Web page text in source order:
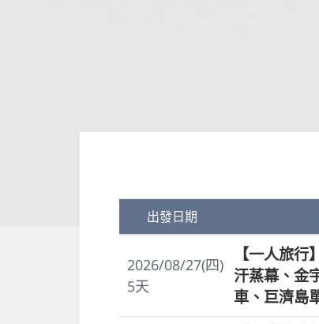
出發日期
2026/08/27(四)
5天
【一人旅
汗蒸幕、金
車、巨濟島